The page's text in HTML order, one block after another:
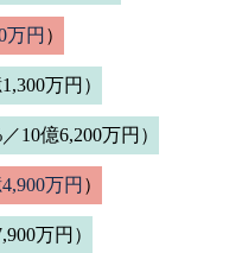
万円 ）
万円）
／10億6,200万円）
万円 ）
万円）